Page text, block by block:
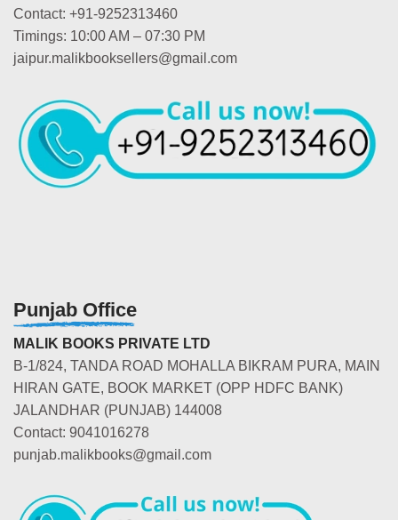
Contact: +91-9252313460
Timings: 10:00 AM – 07:30 PM
jaipur.malikbooksellers@gmail.com
Punjab Office
MALIK BOOKS PRIVATE LTD
B-1/824, TANDA ROAD MOHALLA BIKRAM PURA, MAIN
HIRAN GATE, BOOK MARKET (OPP HDFC BANK)
JALANDHAR (PUNJAB) 144008
Contact: 9041016278
punjab.malikbooks@gmail.com